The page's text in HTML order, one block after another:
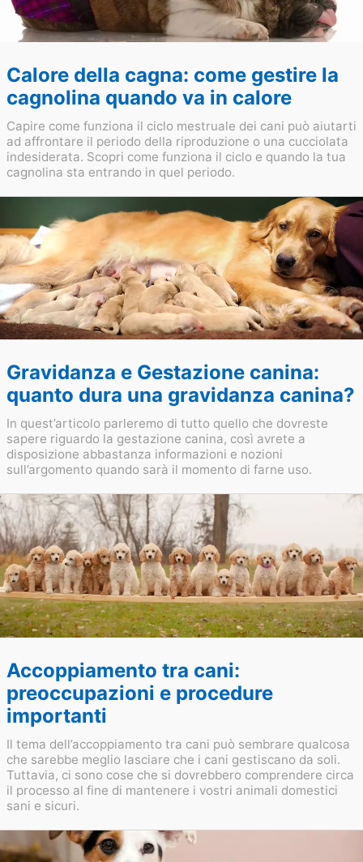
Calore della cagna: come gestire la
cagnolina quando va in calore
Capire come funziona il ciclo mestruale dei cani può aiutarti
ad affrontare il periodo della riproduzione o una cucciolata
indesiderata. Scopri come funziona il ciclo e quando la tua
cagnolina sta entrando in quel periodo.
Gravidanza e Gestazione canina:
quanto dura una gravidanza canina?
In quest’articolo parleremo di tutto quello che dovreste
sapere riguardo la gestazione canina, così avrete a
disposizione abbastanza informazioni e nozioni
sull’argomento quando sarà il momento di farne uso.
Accoppiamento tra cani:
preoccupazioni e procedure
importanti
Il tema dell’accoppiamento tra cani può sembrare qualcosa
che sarebbe meglio lasciare che i cani gestiscano da soli.
Tuttavia, ci sono cose che si dovrebbero comprendere circa
il processo al fine di mantenere i vostri animali domestici
sani e sicuri.